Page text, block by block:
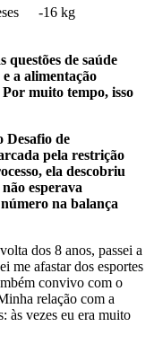
-16 kg
questões de saúde
a alimentação
muito tempo, isso
Desafio de
pela restrição
ela descobriu
esperava
na balança
dos 8 anos, passei a
me afastar dos esportes
convivo com o
relação com a
às vezes eu era muito